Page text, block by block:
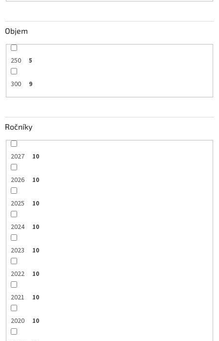
Objem
250 5
300 9
Ročníky
2027 10
2026 10
2025 10
2024 10
2023 10
2022 10
2021 10
2020 10